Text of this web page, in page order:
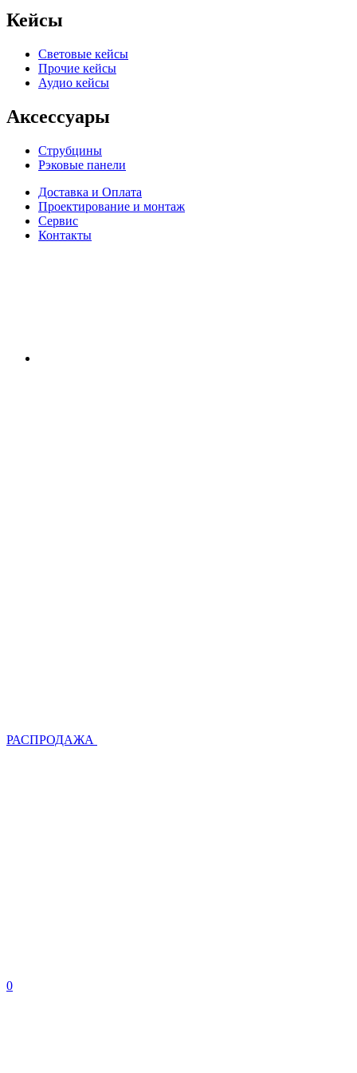
Кейсы
Световые кейсы
Прочие кейсы
Аудио кейсы
Аксессуары
Струбцины
Рэковые панели
Доставка и Оплата
Проектирование и монтаж
Сервис
Контакты
РАСПРОДАЖА
0